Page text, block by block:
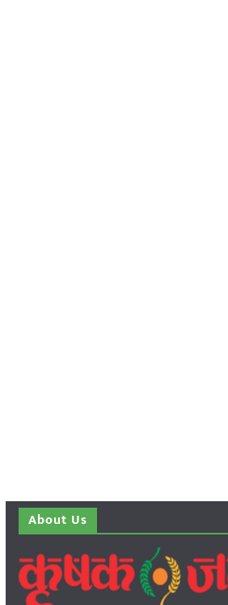
About Us